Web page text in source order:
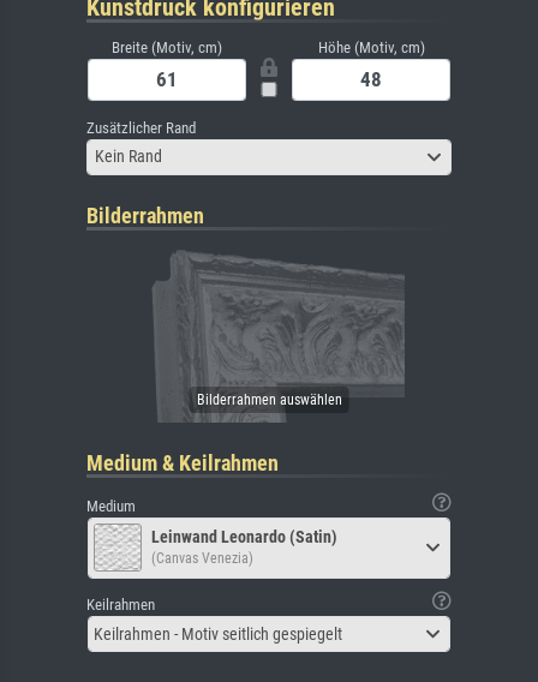
Kunstdruck konfigurieren
Breite (Motiv, cm) Höhe (Motiv, cm)
Zusätzlicher Rand
Kein Rand
Bilderrahmen
Medium & Keilrahmen
Medium
Leinwand Leonardo (Satin)
(Canvas Venezia)
Keilrahmen
Keilrahmen - Motiv seitlich gespiegelt